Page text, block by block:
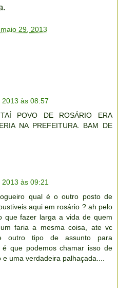
29, 2013
às 08:57
TAÍ POVO DE ROSÁRIO ERA
NA PREFEITURA. BAM DE
às 09:21
qual é o outro posto de
aqui em rosário ? ah pelo
que fazer larga a vida de quem
faria a mesma coisa, ate vc
outro tipo de assunto para
que podemos chamar isso de
uma verdadeira palhaçada....